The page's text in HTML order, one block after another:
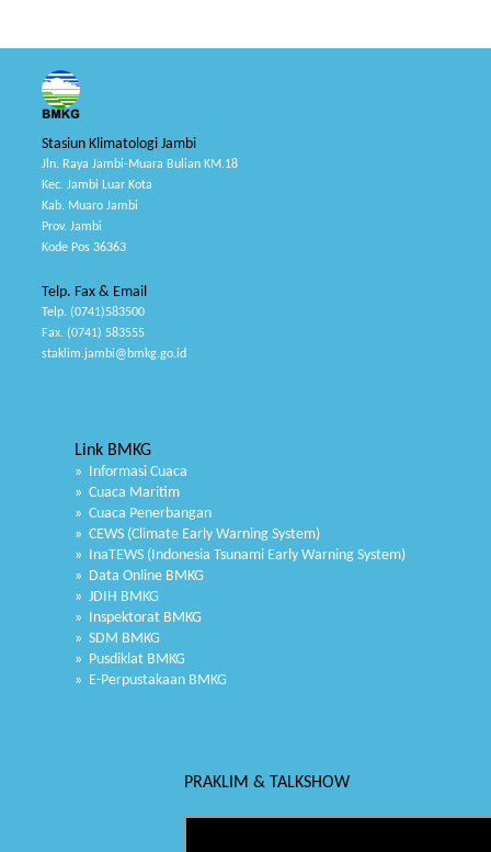
Stasiun Klimatologi Jambi
Jln. Raya Jambi-Muara Bulian KM.18
Kec. Jambi Luar Kota
Kab. Muaro Jambi
Prov. Jambi
Kode Pos 36363
Telp. Fax & Email
Telp. (0741)583500
Fax. (0741) 583555
staklim.jambi@bmkg.go.id
Link BMKG
» Informasi Cuaca
» Cuaca Maritim
» Cuaca Penerbangan
» CEWS (Climate Early Warning System)
» InaTEWS (Indonesia Tsunami Early Warning System)
» Data Online BMKG
» JDIH BMKG
» Inspektorat BMKG
» SDM BMKG
» Pusdiklat BMKG
» E-Perpustakaan BMKG
PRAKLIM & TALKSHOW